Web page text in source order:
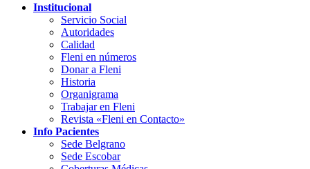
Institucional
Servicio Social
Autoridades
Calidad
Fleni en números
Donar a Fleni
Historia
Organigrama
Trabajar en Fleni
Revista «Fleni en Contacto»
Info Pacientes
Sede Belgrano
Sede Escobar